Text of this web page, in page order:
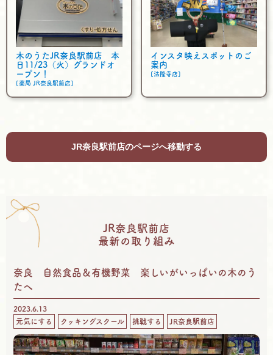
木のうたJR奈良駅前店 本
日11/23（火）グランドオ
ープン！
[薬局 JR奈良駅前店]
インスタ映えスポットのご
案内
[法隆寺店]
JR奈良駅前店のページへ移動する
JR奈良駅前店
最新の取り組み
奈良 自然食品＆有機野菜 楽しいがいっぱいの木のう
たへ
2023.6.13
元気にする
クッキングスクール 挑戦する JR奈良駅前店